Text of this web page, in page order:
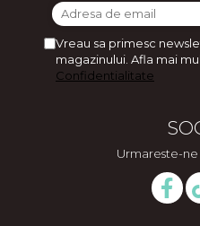
Vreau sa primesc
magazinului. Afla mai
Confidentialitate
Urmareste-